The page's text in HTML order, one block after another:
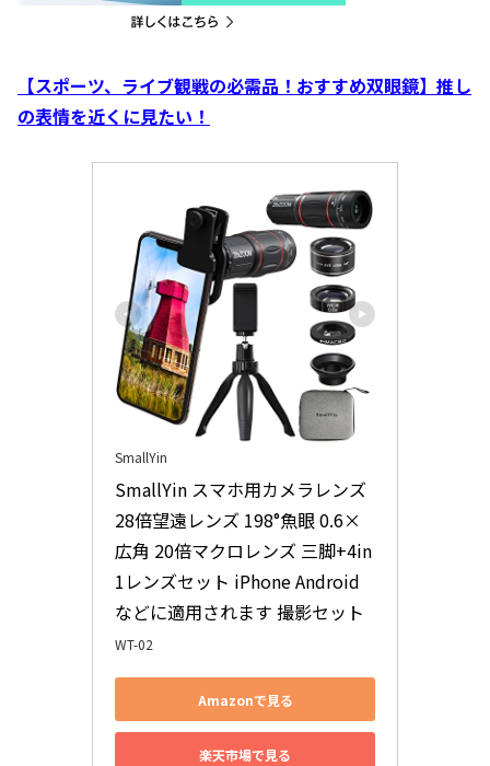
【スポーツ、ライブ観戦の必需品！おすすめ双眼鏡】推し
の表情を近くに見たい！
SmallYin
SmallYin スマホ用カメラレンズ
28倍望遠レンズ 198°魚眼 0.6×
広角 20倍マクロレンズ 三脚+4in
1レンズセット iPhone Android
などに適用されます 撮影セット
WT-02
Amazonで見る
楽天市場で見る